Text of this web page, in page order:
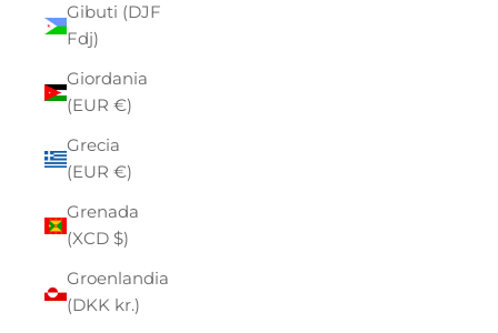
Gibuti (DJF
Fdj)
Giordania
(EUR €)
Grecia
(EUR €)
Grenada
(XCD $)
Groenlandia
(DKK kr.)